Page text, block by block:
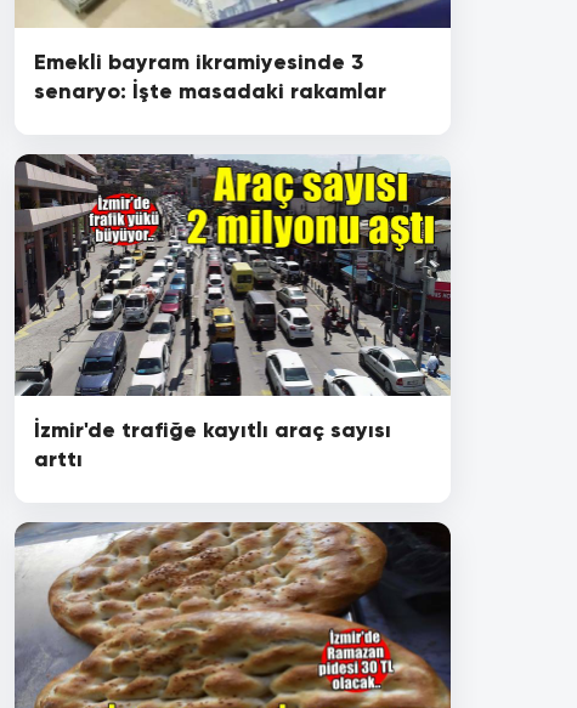
Emekli bayram ikramiyesinde 3
senaryo: İşte masadaki rakamlar
İzmir'de trafiğe kayıtlı araç sayısı
arttı